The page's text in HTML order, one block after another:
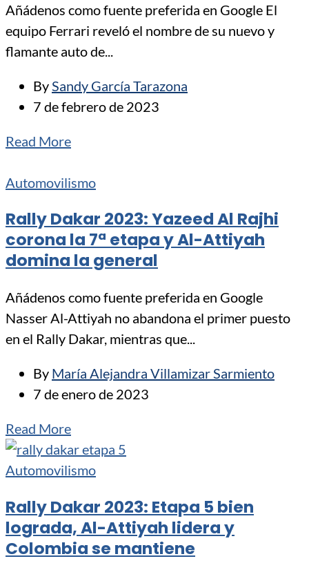
Añádenos como fuente preferida en Google El
equipo Ferrari reveló el nombre de su nuevo y
flamante auto de...
By Sandy García Tarazona
7 de febrero de 2023
Read More
Automovilismo
Rally Dakar 2023: Yazeed Al Rajhi
corona la 7ª etapa y Al-Attiyah
domina la general
Añádenos como fuente preferida en Google
Nasser Al-Attiyah no abandona el primer puesto
en el Rally Dakar, mientras que...
By María Alejandra Villamizar Sarmiento
7 de enero de 2023
Read More
Automovilismo
Rally Dakar 2023: Etapa 5 bien
lograda, Al-Attiyah lidera y
Colombia se mantiene